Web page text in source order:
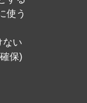
使う
ない
保)